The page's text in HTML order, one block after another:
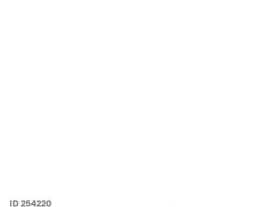
ID 254220